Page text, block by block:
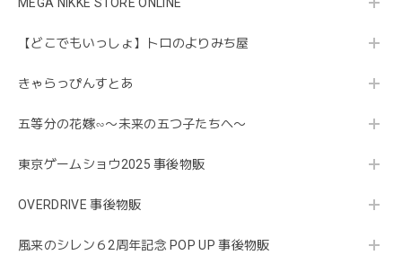
MEGA NIKKE STORE ONLINE
【どこでもいっしょ】トロのよりみち屋
きゃらっぴんすとあ
五等分の花嫁∽〜未来の五つ子たちへ〜
東京ゲームショウ2025 事後物販
OVERDRIVE 事後物販
風来のシレン６2周年記念 POP UP 事後物販